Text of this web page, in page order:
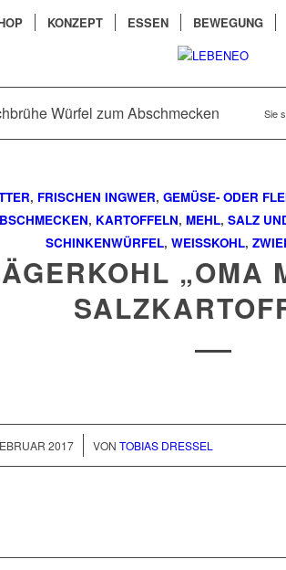
KONZEPT ESSEN BEWEGUNG
Würfel zum Abschmecken Sie
, FRISCHEN INGWER, GEMÜSE- ODER
, KARTOFFELN, MEHL, SALZ
SCHINKENWÜRFEL, WEISSKOHL ,
„OMA
2017
/ VONTOBIAS DRESSEL